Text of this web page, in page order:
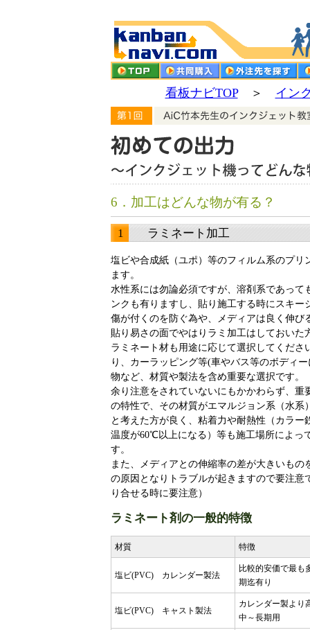
看板ナビTOP＞ イン
6．加工はどんな物が有る？
1 ラミネート加工
塩ビや合成紙（ユポ）等のフィルム系のプリ
ます。
水性系には勿論必須ですが、溶剤系であって
ンクも有りますし、貼り施工する時にスキー
傷が付くのを防ぐ為や、メディアは良く伸び
貼り易さの面でやはりラミ加工はしておいた
ラミネート材も用途に応じて選択してくださ
り、カーラッピング等(車やバス等のボディ
物など、材質や製法を含め重要な選択です。
余り注意をされていないにもかかわらず、重
の特性で、その材質がエマルジョン系（水系
と考えた方が良く、粘着力や耐熱性（カラー
温度が60℃以上になる）等も施工場所によっ
す。
また、メディアとの伸縮率の差が大きいもの
の原因となりトラブルが起きますので要注意
り合せる時に要注意）
ラミネート剤の一般的特徴
材質 特徴
塩ビ(PVC) カレンダー製法
比較的安価で最も
期迄有り
塩ビ(PVC) キャスト製法
カレンダー製より
中～長期用